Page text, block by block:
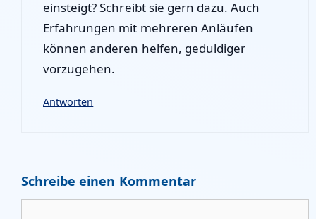
einsteigt? Schreibt sie gern dazu. Auch
Erfahrungen mit mehreren Anläufen
können anderen helfen, geduldiger
vorzugehen.
Antworten
Schreibe einen Kommentar